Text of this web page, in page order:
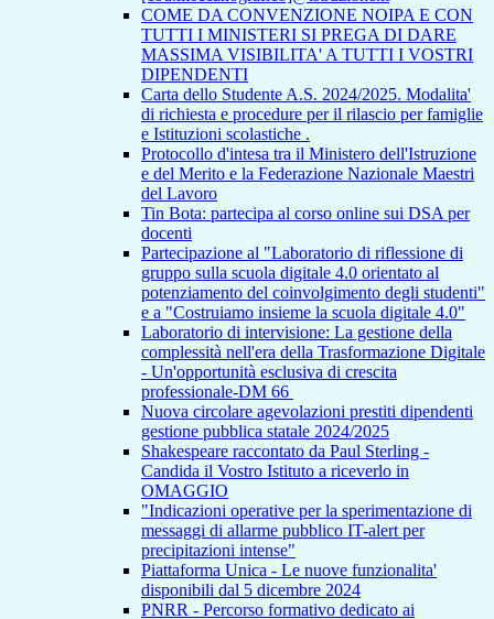
COME DA CONVENZIONE NOIPA E CON
TUTTI I MINISTERI SI PREGA DI DARE
MASSIMA VISIBILITA' A TUTTI I VOSTRI
DIPENDENTI
Carta dello Studente A.S. 2024/2025. Modalita'
di richiesta e procedure per il rilascio per famiglie
e Istituzioni scolastiche .
Protocollo d'intesa tra il Ministero dell'Istruzione
e del Merito e la Federazione Nazionale Maestri
del Lavoro
Tin Bota: partecipa al corso online sui DSA per
docenti
Partecipazione al "Laboratorio di riflessione di
gruppo sulla scuola digitale 4.0 orientato al
potenziamento del coinvolgimento degli studenti"
e a "Costruiamo insieme la scuola digitale 4.0"
Laboratorio di intervisione: La gestione della
complessità nell'era della Trasformazione Digitale
- Un'opportunità esclusiva di crescita
professionale-DM 66
Nuova circolare agevolazioni prestiti dipendenti
gestione pubblica statale 2024/2025
Shakespeare raccontato da Paul Sterling -
Candida il Vostro Istituto a riceverlo in
OMAGGIO
"Indicazioni operative per la sperimentazione di
messaggi di allarme pubblico IT-alert per
precipitazioni intense"
Piattaforma Unica - Le nuove funzionalita'
disponibili dal 5 dicembre 2024
PNRR - Percorso formativo dedicato ai